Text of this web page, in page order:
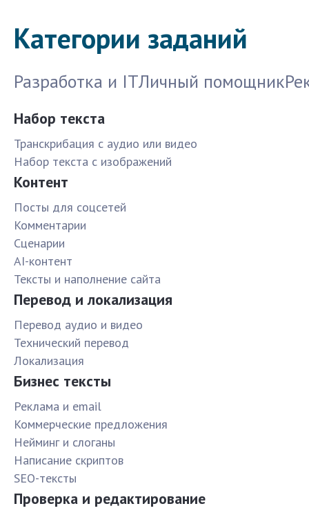
Категории заданий
Разработка и ITЛичный помощник
Набор текста
Транскрибация с аудио или видео
Набор текста с изображений
Контент
Посты для соцсетей
Комментарии
Сценарии
AI-контент
Тексты и наполнение сайта
Перевод и локализация
Перевод аудио и видео
Технический перевод
Локализация
Бизнес тексты
Реклама и email
Коммерческие предложения
Нейминг и слоганы
Написание скриптов
SEO-тексты
Проверка и редактирование